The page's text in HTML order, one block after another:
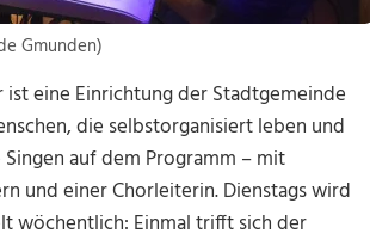
Gmunden)
eine Einrichtung der Stadtgemeinde
die selbstorganisiert leben und
auf dem Programm – mit
und einer Chorleiterin. Dienstags wird
wöchentlich: Einmal trifft sich der